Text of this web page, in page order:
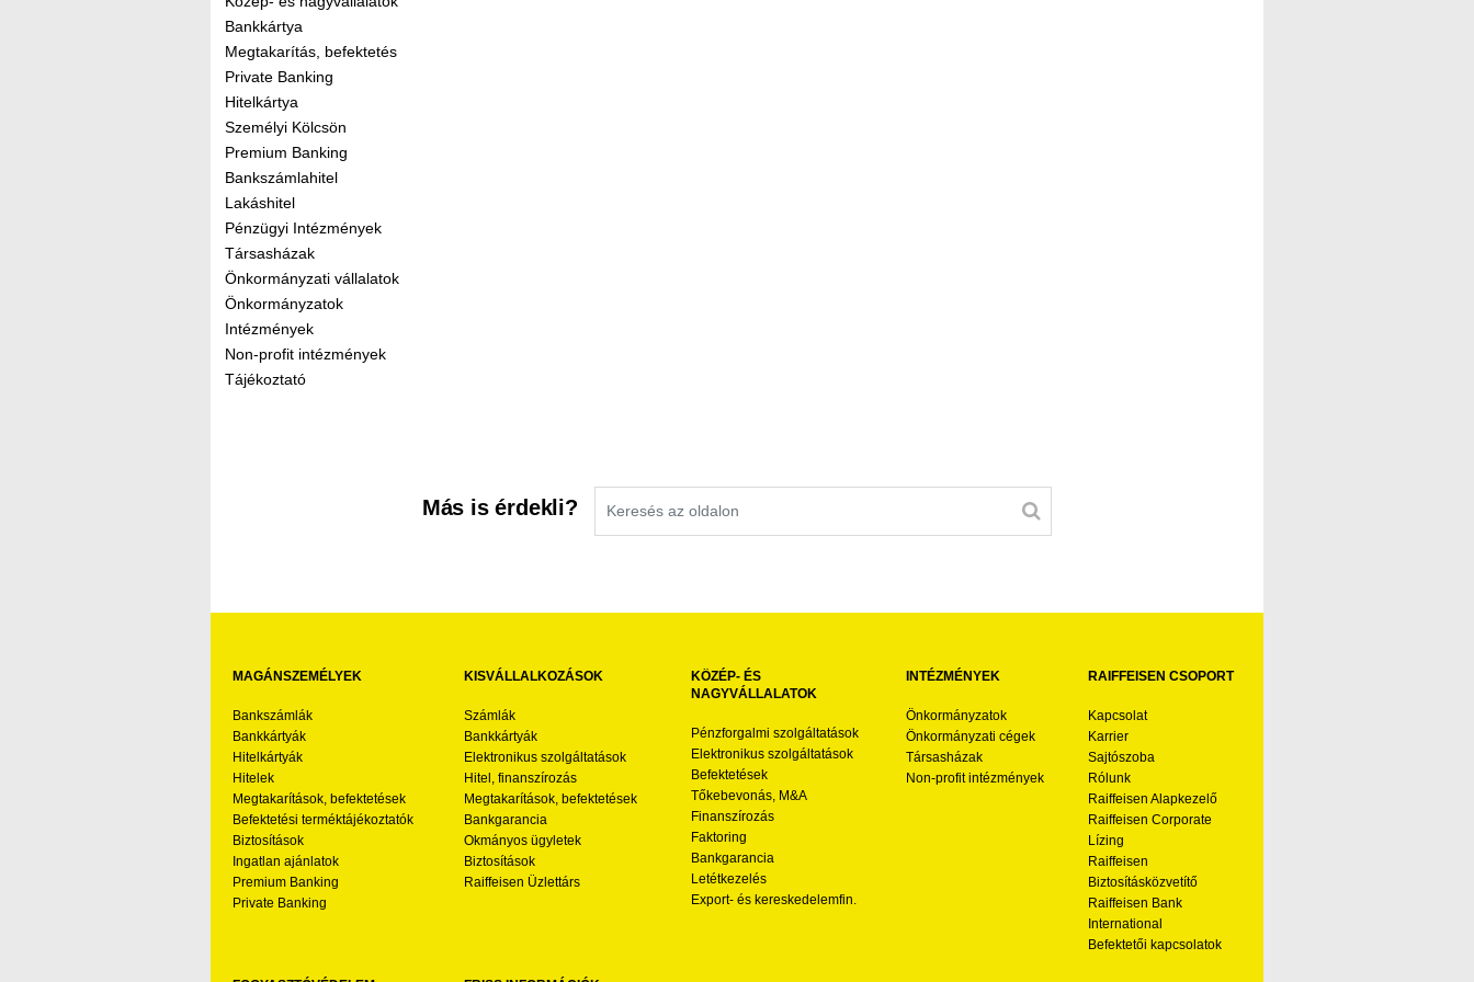
Bankkártya
Megtakarítás, befektetés
Private Banking
Hitelkártya
Személyi Kölcsön
Premium Banking
Bankszámlahitel
Lakáshitel
Pénzügyi Intézmények
Társasházak
Önkormányzati vállalatok
Önkormányzatok
Intézmények
Non-profit intézmények
Tájékoztató
Más is érdekli?
MAGÁNSZEMÉLYEK
Bankszámlák
Bankkártyák
Hitelkártyák
Hitelek
Megtakarítások, befektetések
Befektetési terméktájékoztatók
Biztosítások
Ingatlan ajánlatok
Premium Banking
Private Banking
KISVÁLLALKOZÁSOK
Számlák
Bankkártyák
Elektronikus szolgáltatások
Hitel, finanszírozás
Megtakarítások, befektetések
Bankgarancia
Okmányos ügyletek
Biztosítások
Raiffeisen Üzlettárs
KÖZÉP- ÉS
NAGYVÁLLALATOK
Pénzforgalmi szolgáltatások
Elektronikus szolgáltatások
Befektetések
Tőkebevonás, M&A
Finanszírozás
Faktoring
Bankgarancia
Letétkezelés
Export- és kereskedelemfin.
INTÉZMÉNYEK
Önkormányzatok
Önkormányzati cégek
Társasházak
Non-profit intézmények
RAIFFEISEN CSOPORT
Kapcsolat
Karrier
Sajtószoba
Rólunk
Raiffeisen Alapkezelő
Raiffeisen Corporate
Lízing
Raiffeisen
Biztosításközvetítő
Raiffeisen Bank
International
Befektetői kapcsolatok